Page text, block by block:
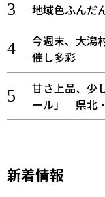
地域色ふんだ
今週末、大潟
催し多彩
甘さ上品、少
ール」 県北
新着情報